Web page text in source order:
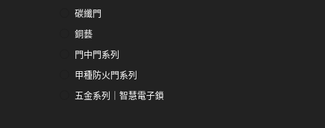
碳纖門
銅藝
門中門系列
甲種防火門系列
五金系列｜智慧電子鎖